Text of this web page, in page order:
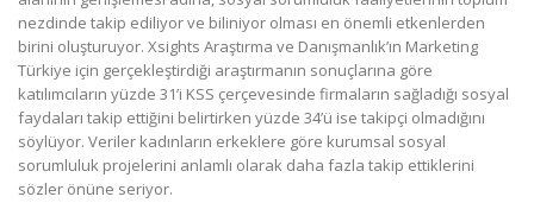
nezdinde takip ediliyor ve biliniyor olması en önemli etkenlerden
birini oluşturuyor. Xsights Araştırma ve Danışmanlık’ın Marketing
Türkiye için gerçekleştirdiği araştırmanın sonuçlarına göre
katılımcıların yüzde 31’i KSS çerçevesinde firmaların sağladığı sosyal
faydaları takip ettiğini belirtirken yüzde 34’ü ise takipçi olmadığını
söylüyor. Veriler kadınların erkeklere göre kurumsal sosyal
sorumluluk projelerini anlamlı olarak daha fazla takip ettiklerini
sözler önüne seriyor.